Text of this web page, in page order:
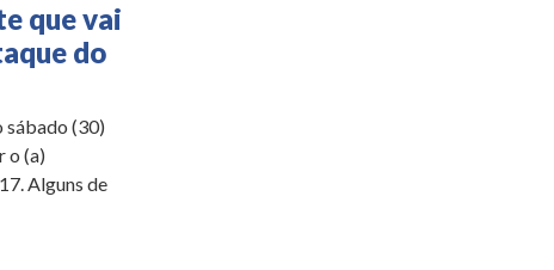
que vai
do
sábado (30)
o (a)
Alguns de